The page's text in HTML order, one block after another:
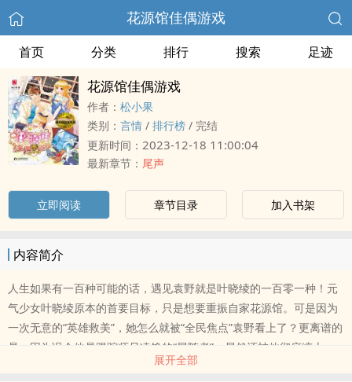
花源馆佳偶游戏
首页 分类 排行 搜索 足迹
花源馆佳偶游戏
作者： 松小果
类别： 言情 / 排行榜 / 完结
更新时间： 2023-12-18 11:00:04
最新章节： 尾声
立即阅读 章节目录 加入书架
内容简介
人生如果有一百种可能的话，遇见袁野就是叶晓绫的一百零一种！元
气少女叶晓绫原本的首要目标，只是想要重振自家花源馆。可是因为
一次无意的“英雄救美”，她怎么就被“全民焦点”袁野看上了？更离谱的
是，因为误会他是跟踪师兄凌铮的“尾随者”，居然还被他彻底缠上，
连自己电竞圈“乱码大神”的身份也被翻出来了？
展开全部